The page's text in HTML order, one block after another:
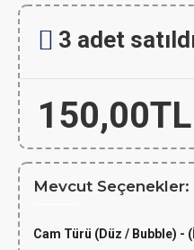
150,00TL
3 adet
Mevcut Seçenekler:
Cam Türü (Düz / Bubble) -